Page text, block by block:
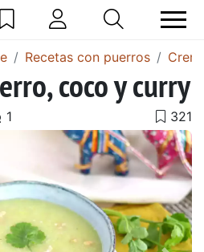
Recetas con puerros
coco y curry